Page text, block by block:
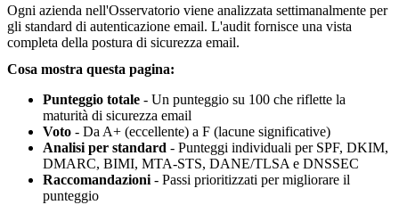
Ogni azienda nell'Osservatorio viene analizzata settimanalmente per
gli standard di autenticazione email. L'audit fornisce una vista
completa della postura di sicurezza email.
Cosa mostra questa pagina:
Punteggio totale - Un punteggio su 100 che riflette la
maturità di sicurezza email
Voto - Da A+ (eccellente) a F (lacune significative)
Analisi per standard - Punteggi individuali per SPF, DKIM,
DMARC, BIMI, MTA-STS, DANE/TLSA e DNSSEC
Raccomandazioni - Passi prioritizzati per migliorare il
punteggio